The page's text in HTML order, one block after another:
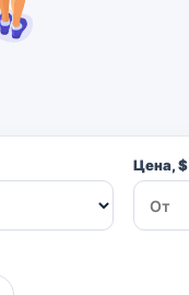
Цена, $